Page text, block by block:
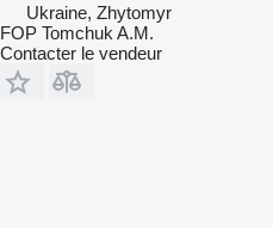
Ukraine, Zhytomyr
FOP Tomchuk A.M.
Contacter le vendeur